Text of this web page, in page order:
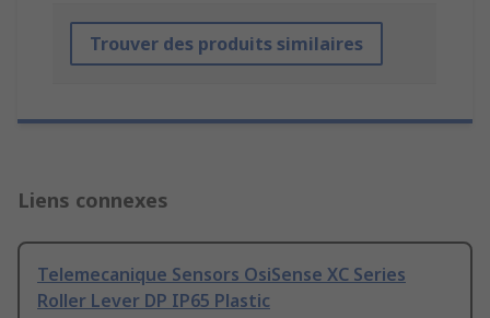
Trouver des produits similaires
Liens connexes
Telemecanique Sensors OsiSense XC Series
Roller Lever DP IP65 Plastic